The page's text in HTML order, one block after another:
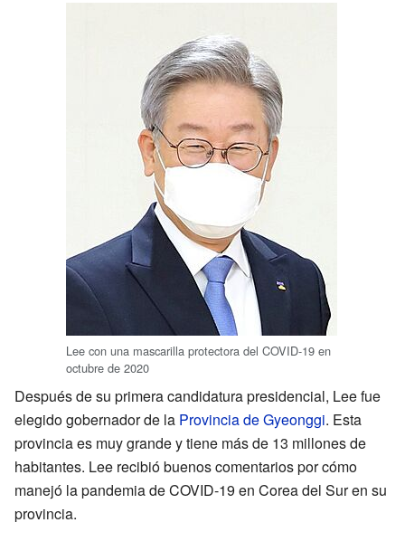
Lee con una mascarilla protectora del COVID-19 en
octubre de 2020
Después de su primera candidatura presidencial, Lee fue
elegido gobernador de la Provincia de Gyeonggi. Esta
provincia es muy grande y tiene más de 13 millones de
habitantes. Lee recibió buenos comentarios por cómo
manejó la pandemia de COVID-19 en Corea del Sur en su
provincia.